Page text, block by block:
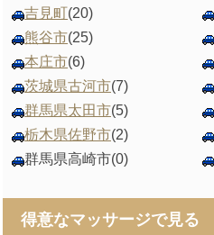
吉見町(20)
熊谷市(25)
本庄市(6)
茨城県古河市(7)
群馬県太田市(5)
栃木県佐野市(2)
群馬県高崎市(0)
得意なマッサージで見る